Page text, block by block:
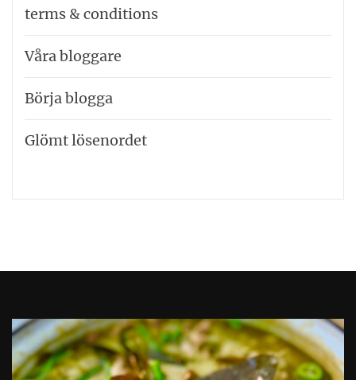
terms & conditions
Våra bloggare
Börja blogga
Glömt lösenordet